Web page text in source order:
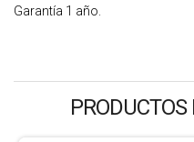
Garantía 1 año.